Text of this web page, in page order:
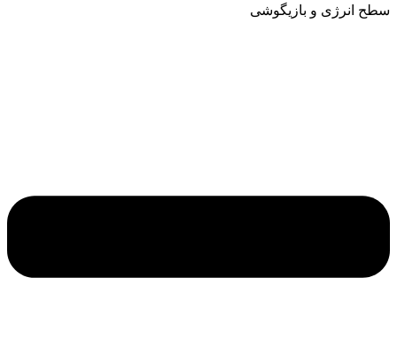
سطح انرژی و بازیگوشی